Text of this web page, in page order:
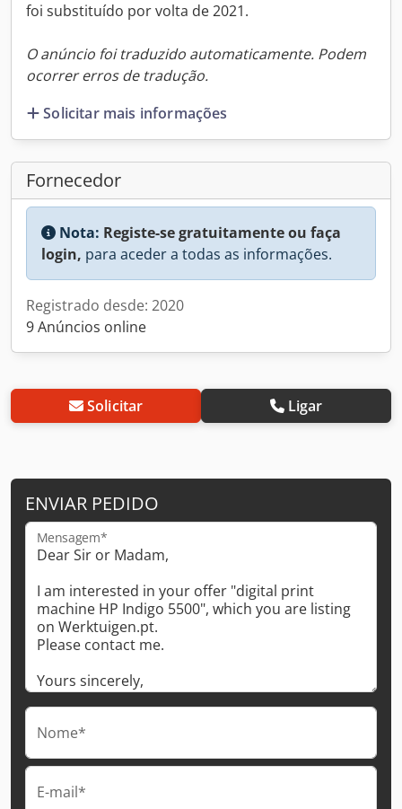
foi substituído por volta de 2021.
O anúncio foi traduzido automaticamente. Podem
ocorrer erros de tradução.
Solicitar mais informações
Fornecedor
Nota: Registe-se gratuitamente ou faça
login, para aceder a todas as informações.
Registrado desde: 2020
9 Anúncios online
Solicitar Ligar
ENVIAR PEDIDO
Mensagem*
Nome*
E-mail*